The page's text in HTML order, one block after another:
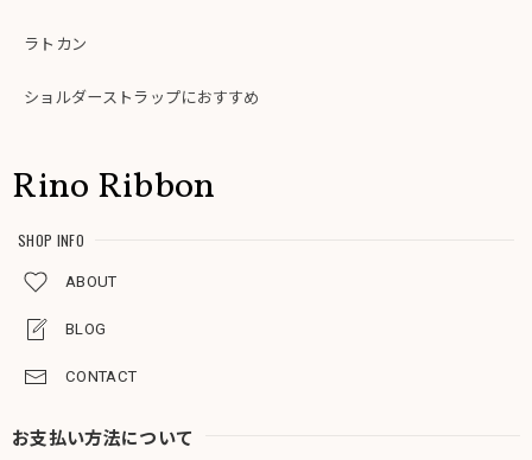
ラトカン
ショルダーストラップにおすすめ
Rino Ribbon
SHOP INFO
ABOUT
BLOG
CONTACT
お支払い方法について